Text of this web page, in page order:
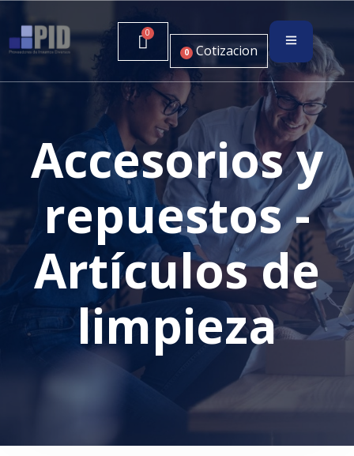
0 Cotizacion
Accesorios y
repuestos -
Artículos de
limpieza